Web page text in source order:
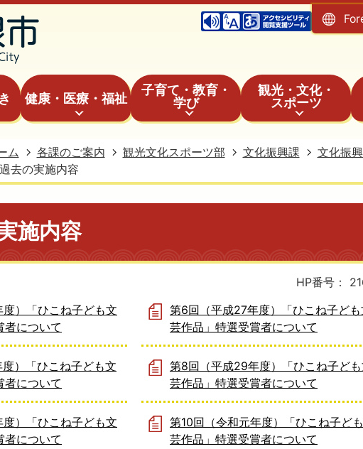
健康・医療・福祉
子育て・教育・
学び
観光・文化・
スポーツ
ム 各課のご案内 観光文化スポーツ部 文化振興課 文化振
過去の実施内容
施内容
HP番号：
）「ひこね子ども文
者について
第6回（平成27年度）「ひこね子ども
芸作品」特選受賞者について
）「ひこね子ども文
者について
第8回（平成29年度）「ひこね子ど
芸作品」特選受賞者について
）「ひこね子ども文
者について
第10回（令和元年度）「ひこね子ど
芸作品」特選受賞者について